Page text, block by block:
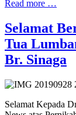
Read more …
Selamat
Tua
Br. Sinaga
Selamat Kepada